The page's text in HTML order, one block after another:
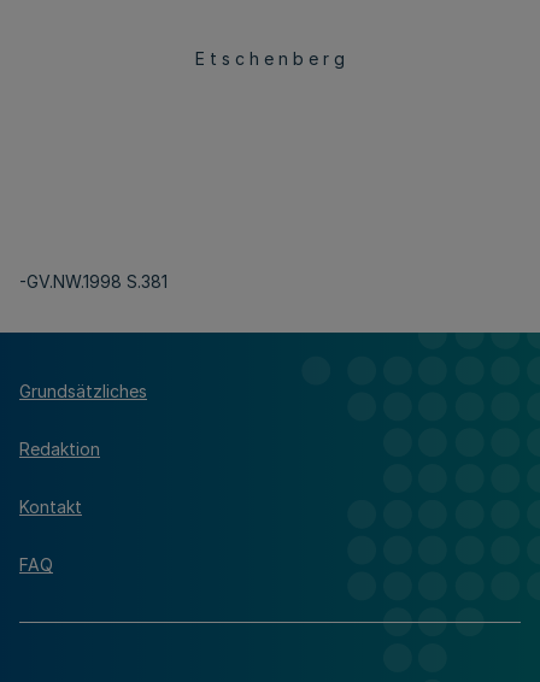
E t s c h e n b e r g
-GV.NW.1998 S.381
Grundsätzliches
Redaktion
Kontakt
FAQ